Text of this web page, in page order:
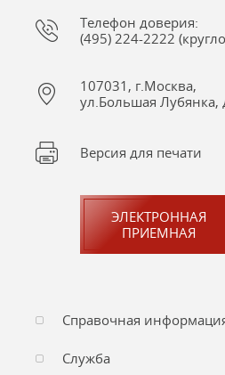
Телефон доверия:
(495) 224-2222
107031, г.Москва,
ул.Большая Лубянка,
Версия для печати
ЭЛЕКТРОННАЯ
ПРИЕМНАЯ
Справочная
Служба